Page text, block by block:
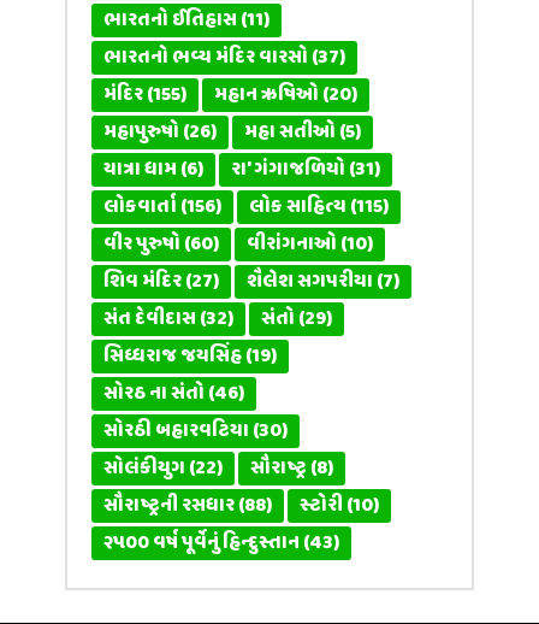
ભારતનો ઈતિહાસ(11)
ભારતનો ભવ્ય મંદિર વારસો(37)
મંદિર(155) મહાન ઋષિઓ(20)
મહાપુરુષો(26) મહા સતીઓ(5)
યાત્રા ધામ(6) રા' ગંગાજળિયો(31)
લોકવાર્તા(156) લોક સાહિત્ય(115)
વીર પુરુષો(60) વીરાંગનાઓ(10)
શિવ મંદિર(27) શૈલેશ સગપરીયા(7)
સંત દેવીદાસ(32) સંતો(29)
સિધ્ધરાજ જયસિંહ(19)
સોરઠ ના સંતો(46)
સોરઠી બહારવટિયા(30)
સોલંકીયુગ(22) સૌરાષ્ટ્ર(8)
સૌરાષ્ટ્રની રસધાર(88) સ્ટોરી(10)
૨૫૦૦ વર્ષ પૂર્વેનું હિન્દુસ્તાન(43)